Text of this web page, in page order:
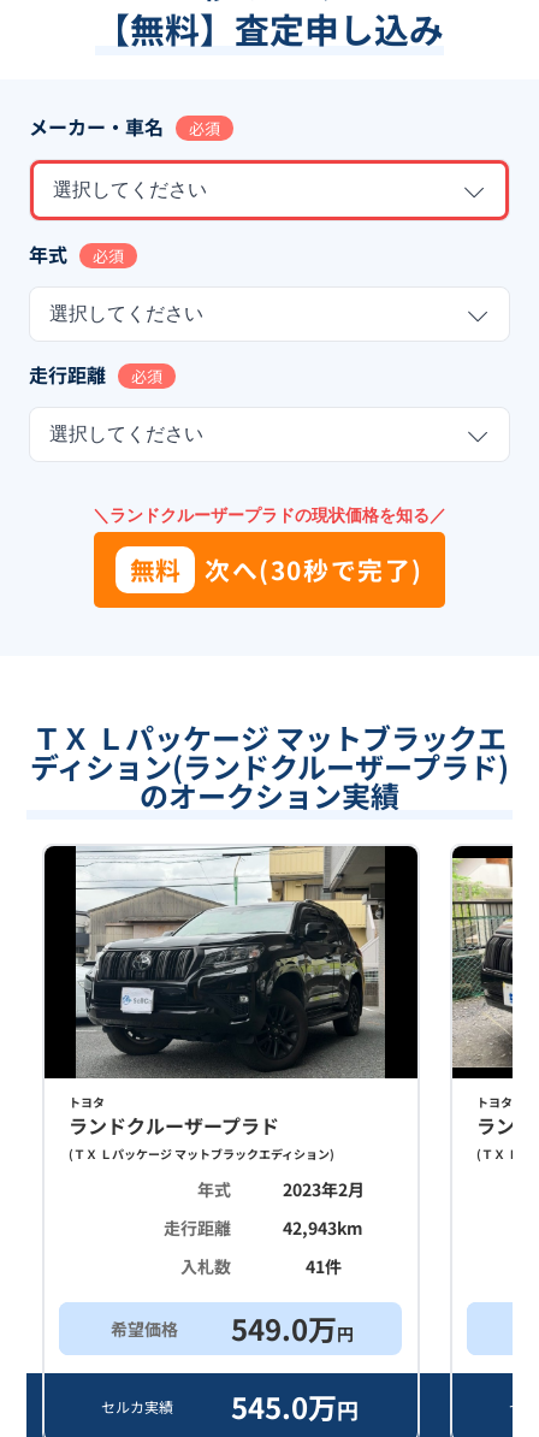
【無料】査定申し込み
メーカー・車名 必須
選択してください
年式 必須
選択してください
走行距離 必須
選択してください
＼ランドクルーザープラドの現状価格を知る／
無料 次へ(30秒で完了)
ＴＸ Ｌパッケージ マットブラックエ
ディション(ランドクルーザープラド)
のオークション実績
トヨタ
ランドクルーザープラド
(ＴＸ Ｌパッケージ マットブラックエディション)
年式
2023年2月
走行距離
42,943km
入札数
41件
希望価格 549.0万円
セルカ実績 545.0万円
トヨタ
ラン
(ＴＸ Ｌパ
セ